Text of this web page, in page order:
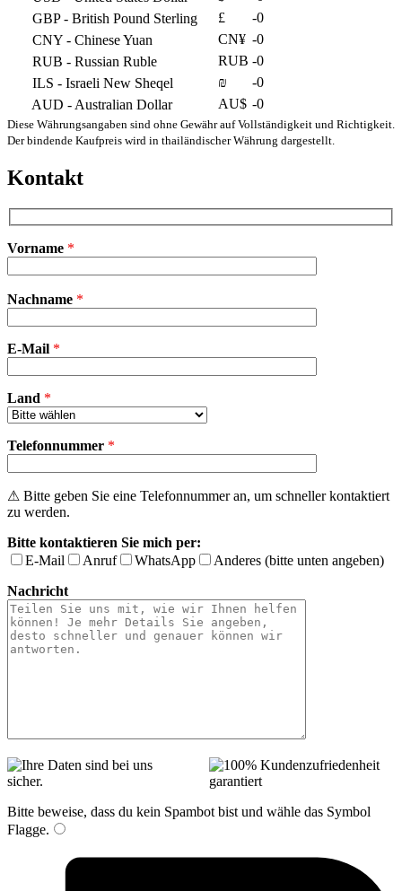
GBP- British Pound Sterling £
-0
CNY - Chinese Yuan CN¥ -0
RUB - Russian Ruble RUB -0
ILS - Israeli New Sheqel ₪
-0
AUD - Australian Dollar AU$ -0
Diese Währungsangaben sind ohne Gewähr auf Vollständigkeit und Richtigkeit.
Der bindende Kaufpreis wird in thailändischer Währung dargestellt.
Kontakt
Vorname *
lasse
leer.
Nachname *
E-Mail *
Land *
Telefonnummer *
⚠ Bitte geben Sie eine Telefonnummer an, um schneller kontaktiert
zu werden.
Bitte kontaktieren Sie mich per:
E-Mail
Anruf WhatsApp
Anderes (bitte unten angeben)
Nachricht
Bitte beweise, dass du kein Spambot bist und wähle das Symbol
Flagge.